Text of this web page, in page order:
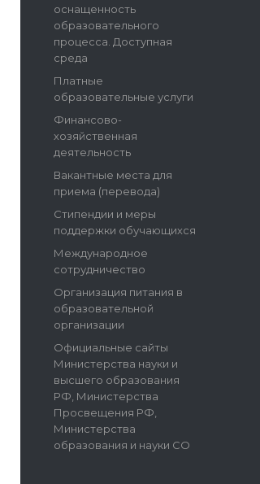
оснащенность
образовательного
процесса. Доступная
среда
Платные
образовательные услуги
Финансово-
хозяйственная
деятельность
Вакантные места для
приема (перевода)
Стипендии и меры
поддержки обучающихся
Международное
сотрудничество
Организация питания в
образовательной
организации
Официальные сайты
Министерства науки и
высшего образования
РФ, Министерства
Просвещения РФ,
Министерства
образования и науки СО